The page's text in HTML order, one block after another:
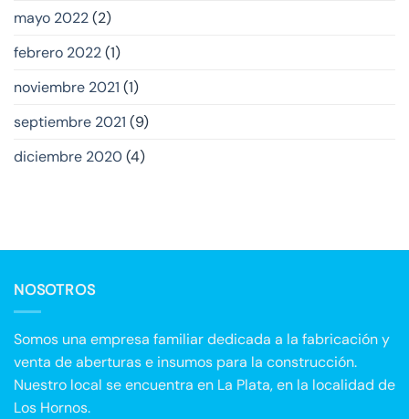
mayo 2022(2)
febrero 2022(1)
noviembre 2021 (1)
septiembre 2021 (9)
diciembre 2020(4)
NOSOTROS
Somos una empresa familiar dedicada a la fabricación y
venta de aberturas e insumos para la construcción.
Nuestro local se encuentra en La Plata, en la localidad de
Los Hornos.